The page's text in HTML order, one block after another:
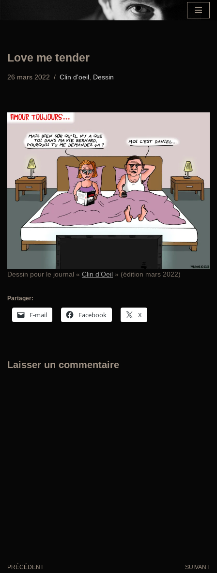
Love me tender
26 mars 2022 Clin d'oeil , Dessin
Dessin pour le journal « Clin d’Oeil » (édition mars 2022)
Partager:
E-mail Facebook X
Laisser un commentaire
PRÉCÉDENT SUIVANT